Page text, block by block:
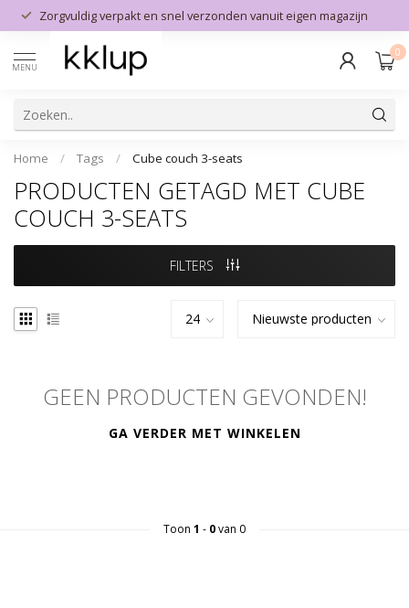
Zorgvuldig verpakt en snel verzonden vanuit eigen magazijn
MENU
0
Home / Tags / Cube couch 3-seats
PRODUCTEN GETAGD MET CUBE
COUCH 3-SEATS
FILTERS
GEEN PRODUCTEN GEVONDEN!
GA VERDER MET WINKELEN
Toon 1 - 0van 0